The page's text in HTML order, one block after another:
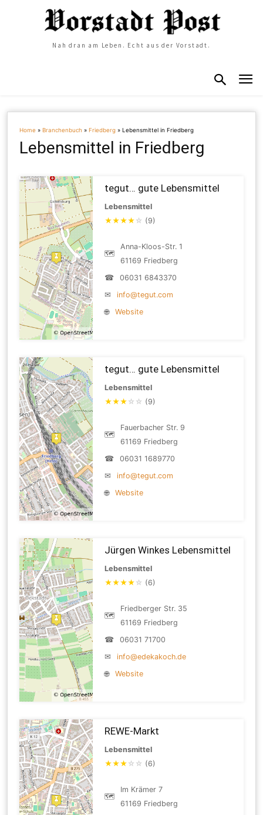
Nah dran am Leben. Echt aus der Vorstadt.
Home »Branchenbuch »Friedberg »Lebensmittel in Friedberg
Lebensmittel in Friedberg
tegut… gute Lebensmittel
Lebensmittel
★★★★ ☆ (9)
🗺
Anna-Kloos-Str. 1
61169 Friedberg
☎
06031 6843370
✉
info@tegut.com
🌐
Website
tegut… gute Lebensmittel
Lebensmittel
★★★ ☆ ☆ (9)
🗺
Fauerbacher Str. 9
61169 Friedberg
☎
06031 1689770
✉
info@tegut.com
🌐
Website
Jürgen Winkes Lebensmittel
Lebensmittel
★★★★ ☆ (6)
🗺
Friedberger Str. 35
61169 Friedberg
☎
06031 71700
✉
info@edekakoch.de
🌐
Website
REWE-Markt
Lebensmittel
★★★ ☆ ☆ (6)
🗺
Im Krämer 7
61169 Friedberg